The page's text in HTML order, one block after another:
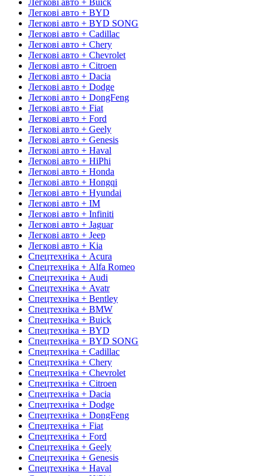
Легкові авто + BYD
Легкові авто + BYD SONG
Легкові авто + Cadillac
Легкові авто + Chery
Легкові авто + Chevrolet
Легкові авто + Citroen
Легкові авто + Dacia
Легкові авто + Dodge
Легкові авто + DongFeng
Легкові авто + Fiat
Легкові авто + Ford
Легкові авто + Geely
Легкові авто + Genesis
Легкові авто + Haval
Легкові авто + HiPhi
Легкові авто + Honda
Легкові авто + Hongqi
Легкові авто + Hyundai
Легкові авто + IM
Легкові авто + Infiniti
Легкові авто + Jaguar
Легкові авто + Jeep
Легкові авто + Kia
Спецтехніка + Acura
Спецтехніка + Alfa Romeo
Спецтехніка + Audi
Спецтехніка + Avatr
Спецтехніка + Bentley
Спецтехніка + BMW
Спецтехніка + Buick
Спецтехніка + BYD
Спецтехніка + BYD SONG
Спецтехніка + Cadillac
Спецтехніка + Chery
Спецтехніка + Chevrolet
Спецтехніка + Citroen
Спецтехніка + Dacia
Спецтехніка + Dodge
Спецтехніка + DongFeng
Спецтехніка + Fiat
Спецтехніка + Ford
Спецтехніка + Geely
Спецтехніка + Genesis
Спецтехніка + Haval